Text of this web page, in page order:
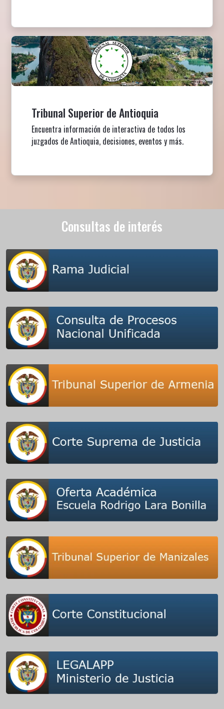
Tribunal Superior de Antioquia
Encuentra información de interactiva de todos los
juzgados de Antioquia, decisiones, eventos y más.
Consultas de interés